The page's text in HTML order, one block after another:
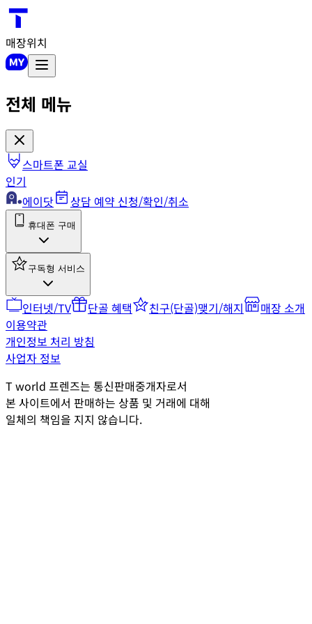
매장위치
전체 메뉴
스마트폰 교실
인기
에이닷
상담 예약 신청/확인/취소
휴대폰 구매
구독형 서비스
인터넷/TV 단골 혜택 친구(단골)맺기/해지
매장 소개
이용약관
개인정보 처리 방침
사업자 정보
T world 프렌즈는 통신판매중개자로서
본 사이트에서 판매하는 상품 및 거래에 대해
일체의 책임을 지지 않습니다.